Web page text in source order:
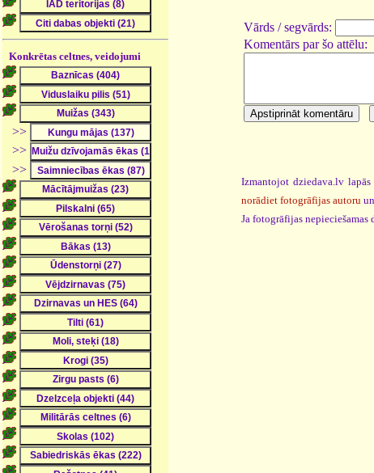
Konkrētas celtnes, veidojumi
>>
>>
>>
Vārds / segvārds:
Komentārs par šo attēlu:
Izmantojot dziedava.lv lapās
norādiet fotogrāfijas autoru
Ja fotogrāfijas